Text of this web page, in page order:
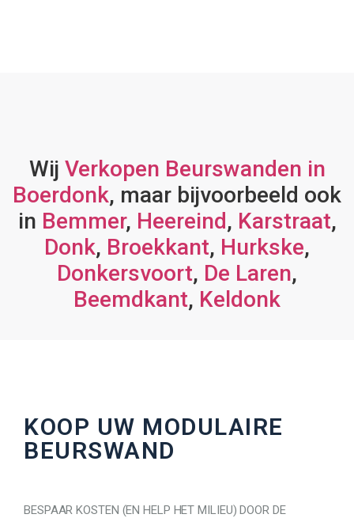
Wij Verkopen Beurswanden in
Boerdonk, maar bijvoorbeeld ook
in Bemmer, Heereind, Karstraat,
Donk, Broekkant, Hurkske,
Donkersvoort, De Laren,
Beemdkant, Keldonk
KOOP UW MODULAIRE
BEURSWAND
BESPAAR KOSTEN (EN HELP HET MILIEU) DOOR DE